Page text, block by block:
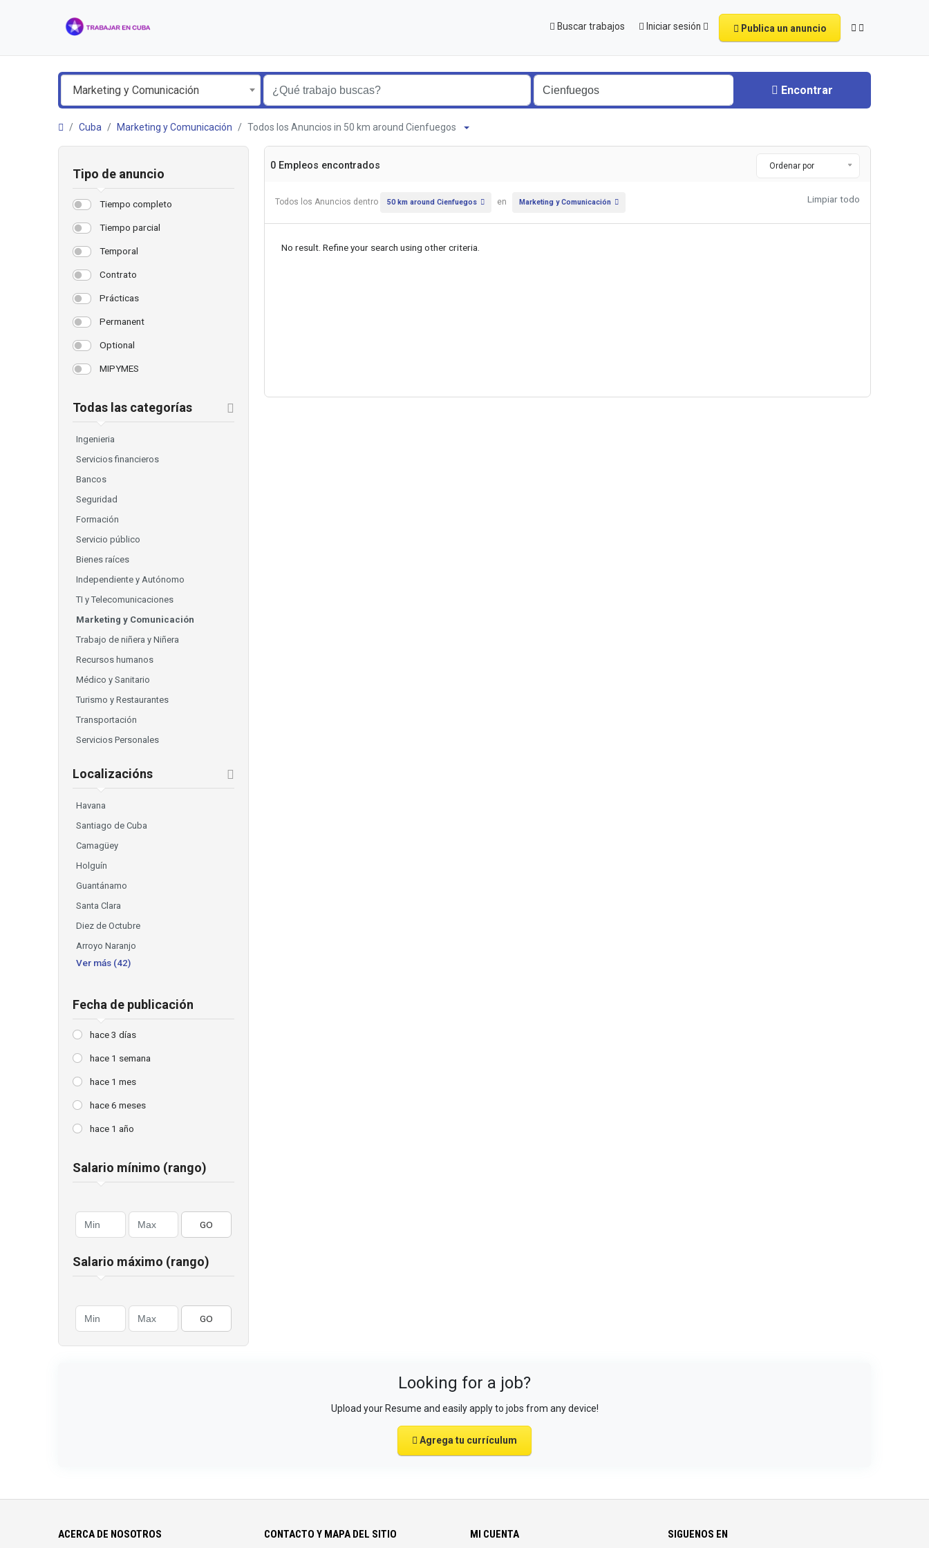
Buscar trabajos Iniciar sesión Publica un anuncio
Marketing y Comunicación Encontrar
Cuba Marketing y Comunicación Todos los Anuncios in 50 km around Cienfuegos
Tipo de anuncio
Tiempo completo
Tiempo parcial
Temporal
Contrato
Prácticas
Permanent
Optional
MIPYMES
Todas las categorías
Ingenieria
Servicios financieros
Bancos
Seguridad
Formación
Servicio público
Bienes raíces
Independiente y Autónomo
TI y Telecomunicaciones
Marketing y Comunicación
Trabajo de niñera y Niñera
Recursos humanos
Médico y Sanitario
Turismo y Restaurantes
Transportación
Servicios Personales
Localizacións
Havana
Santiago de Cuba
Camagüey
Holguín
Guantánamo
Santa Clara
Diez de Octubre
Arroyo Naranjo
Ver más (42)
Fecha de publicación
hace 3 días
hace 1 semana
hace 1 mes
hace 6 meses
hace 1 año
Salario mínimo (rango)
GO
Salario máximo (rango)
GO
0 Empleos encontrados Ordenar por
Todos los Anuncios dentro 50 km around Cienfuegos en Marketing y Comunicación Limpiar todo
No result. Refine your search using other criteria.
Looking for a job?
Upload your Resume and easily apply to jobs from any device!
Agrega tu currículum
ACERCA DE NOSOTROS CONTACTO Y MAPA DEL SITIO MI CUENTA SIGUENOS EN